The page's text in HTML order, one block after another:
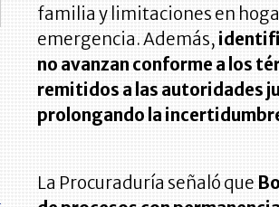
familia y limitaciones en
emergencia. Además,
no avanzan conforme a los
remitidos a las autoridades
prolongando la
La Procuraduría señaló que